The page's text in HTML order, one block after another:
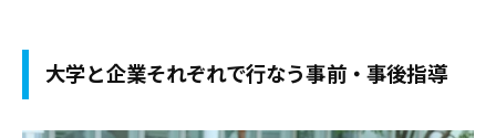
大学と企業それぞれで行なう事前・事後指導